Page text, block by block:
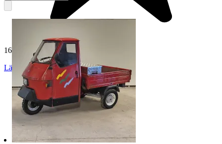
164 997 omdömen
Läs omdömen Följ